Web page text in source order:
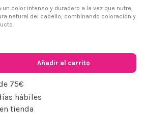
color intenso y duradero a la vez que nutre,
natural del cabello, combinando coloración y
Añadir al carrito
75€
hábiles
tienda